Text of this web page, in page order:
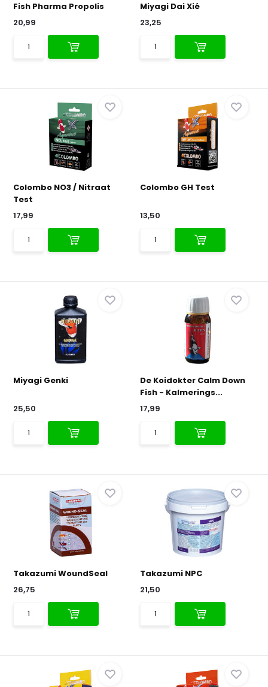
Fish Pharma Propolis
20,99
Miyagi Dai Xié
23,25
Colombo NO3 / Nitraat
Test
17,99
Colombo GH Test
13,50
Miyagi Genki
25,50
De Koidokter Calm Down
Fish - Kalmerings...
17,99
Takazumi WoundSeal
26,75
Takazumi NPC
21,50